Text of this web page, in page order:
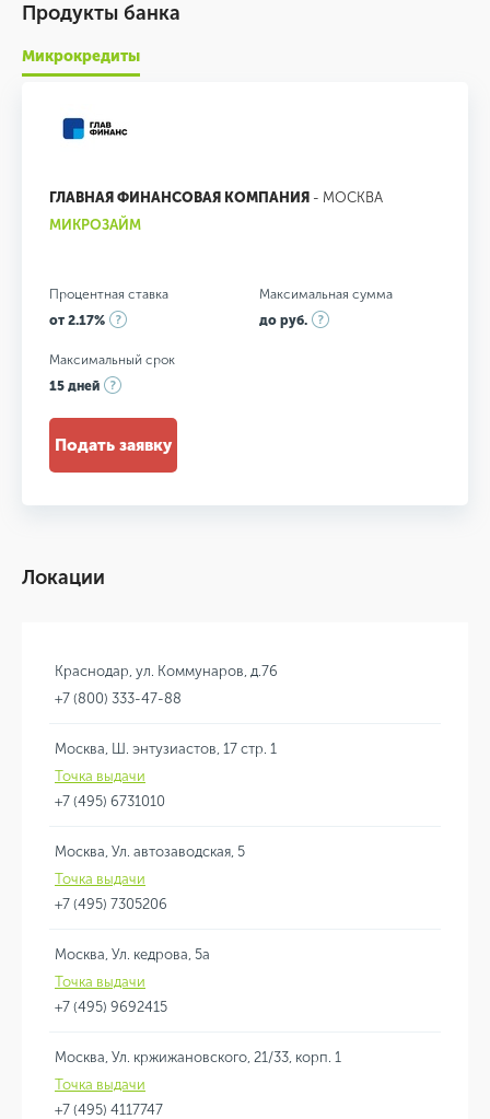
Продукты банка
Микрокредиты
ГЛАВНАЯ ФИНАНСОВАЯ КОМПАНИЯ - МОСКВА
МИКРОЗАЙМ
Процентная ставка
от 2.17%
Максимальная сумма
до руб.
Максимальный срок
15 дней
Подать заявку
Локации
Краснодар, ул. Коммунаров, д.76
+7 (800) 333-47-88
Москва, Ш. энтузиастов, 17 стр. 1
Точка выдачи
+7 (495) 6731010
Москва, Ул. автозаводская, 5
Точка выдачи
+7 (495) 7305206
Москва, Ул. кедрова, 5а
Точка выдачи
+7 (495) 9692415
Москва, Ул. кржижановского, 21/33, корп. 1
Точка выдачи
+7 (495) 4117747